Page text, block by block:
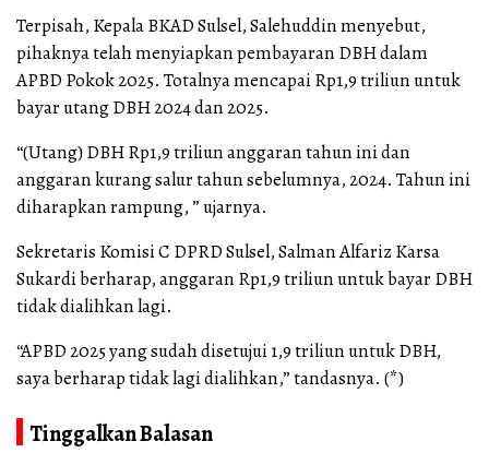
Terpisah, Kepala BKAD Sulsel, Salehuddin menyebut,
pihaknya telah menyiapkan pembayaran DBH dalam
APBD Pokok 2025. Totalnya mencapai Rp1,9 triliun untuk
bayar utang DBH 2024 dan 2025.
“(Utang) DBH Rp1,9 triliun anggaran tahun ini dan
anggaran kurang salur tahun sebelumnya, 2024. Tahun ini
diharapkan rampung, ” ujarnya.
Sekretaris Komisi C DPRD Sulsel, Salman Alfariz Karsa
Sukardi berharap, anggaran Rp1,9 triliun untuk bayar DBH
tidak dialihkan lagi.
“APBD 2025 yang sudah disetujui 1,9 triliun untuk DBH,
saya berharap tidak lagi dialihkan,” tandasnya. (*)
Tinggalkan Balasan